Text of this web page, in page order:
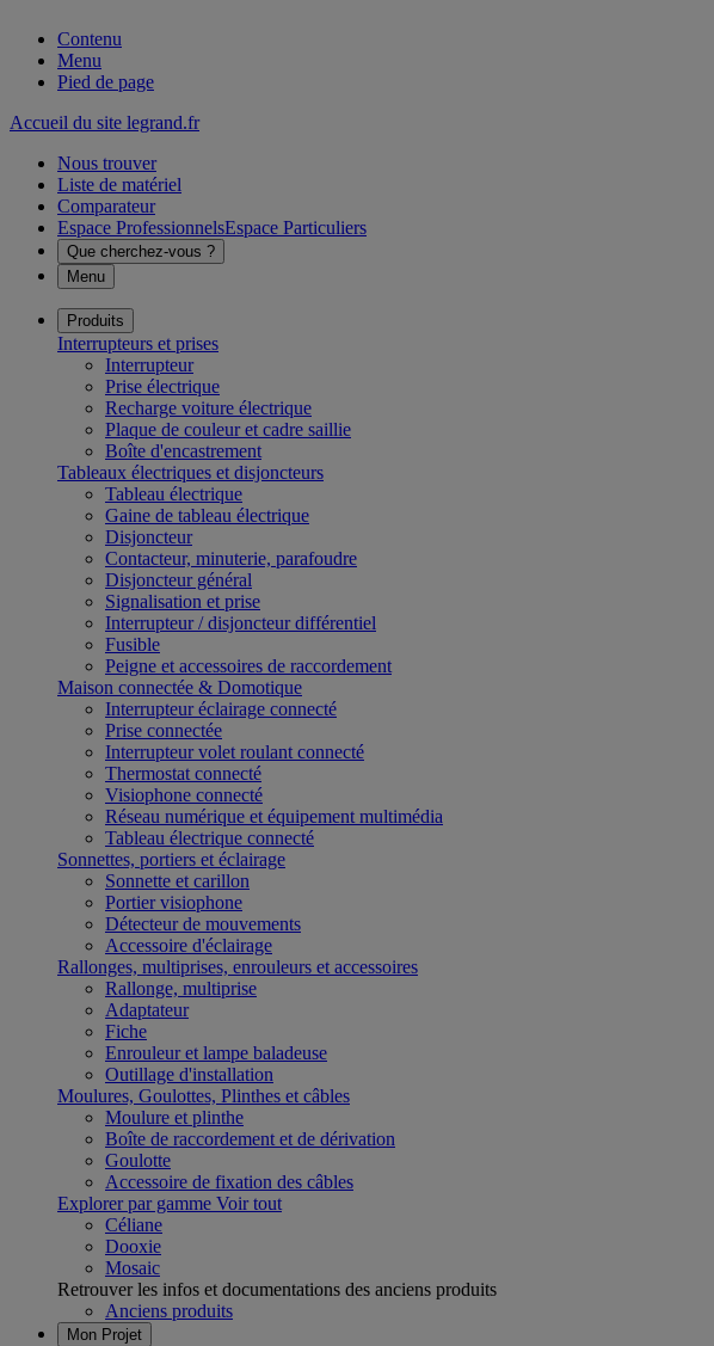
Contenu
Menu
Pied de page
Accueil du site legrand.fr
Nous trouver
Liste de matériel
Comparateur
Espace ProfessionnelsEspace Particuliers
Que cherchez-vous ?
Menu
Produits
Interrupteurs et prises
Interrupteur
Prise électrique
Recharge voiture électrique
Plaque de couleur et cadre saillie
Boîte d'encastrement
Tableaux électriques et disjoncteurs
Tableau électrique
Gaine de tableau électrique
Disjoncteur
Contacteur, minuterie, parafoudre
Disjoncteur général
Signalisation et prise
Interrupteur / disjoncteur différentiel
Fusible
Peigne et accessoires de raccordement
Maison connectée & Domotique
Interrupteur éclairage connecté
Prise connectée
Interrupteur volet roulant connecté
Thermostat connecté
Visiophone connecté
Réseau numérique et équipement multimédia
Tableau électrique connecté
Sonnettes, portiers et éclairage
Sonnette et carillon
Portier visiophone
Détecteur de mouvements
Accessoire d'éclairage
Rallonges, multiprises, enrouleurs et accessoires
Rallonge, multiprise
Adaptateur
Fiche
Enrouleur et lampe baladeuse
Outillage d'installation
Moulures, Goulottes, Plinthes et câbles
Moulure et plinthe
Boîte de raccordement et de dérivation
Goulotte
Accessoire de fixation des câbles
Explorer par gamme Voir tout
Céliane
Dooxie
Mosaic
Retrouver les infos et documentations des anciens produits
Anciens produits
Mon Projet